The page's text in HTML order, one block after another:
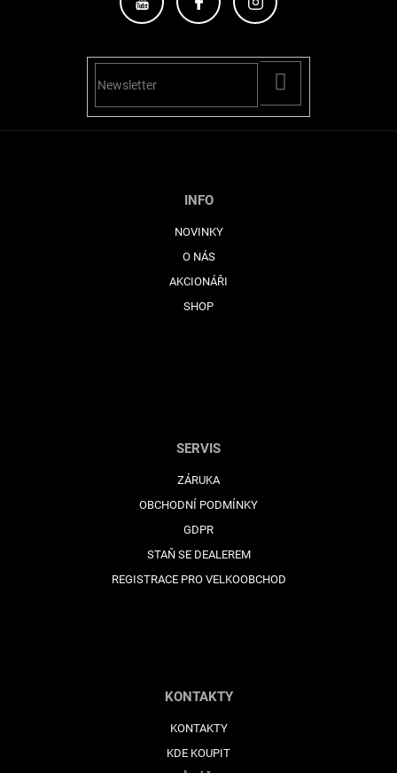
SE
INFO
NOVINKY
O NÁS
AKCIONÁŘI
SHOP
SERVIS
ZÁRUKA
OBCHODNÍ PODMÍNKY
GDPR
STAŇ SE DEALEREM
REGISTRACE PRO VELKOOBCHOD
KONTAKTY
KONTAKTY
KDE KOUPIT